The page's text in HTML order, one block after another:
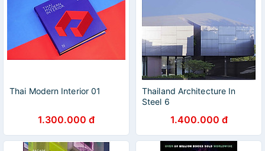
Thai Modern Interior 01
1.300.000 đ
Thailand Architecture In
Steel 6
1.400.000 đ